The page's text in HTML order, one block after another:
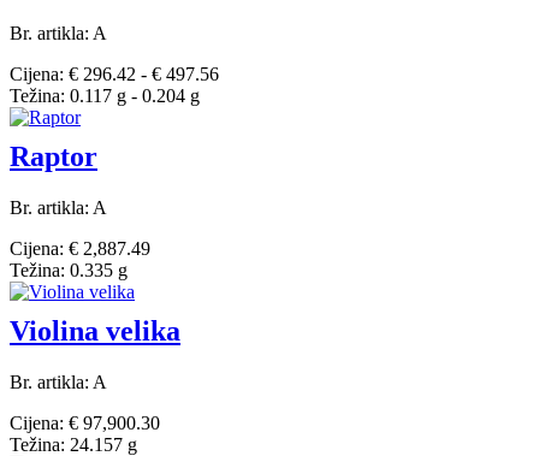
Br. artikla: A
Cijena: € 296.42 - € 497.56
Težina: 0.117 g - 0.204 g
Raptor
Br. artikla: A
Cijena: € 2,887.49
Težina: 0.335 g
Violina velika
Br. artikla: A
Cijena: € 97,900.30
Težina: 24.157 g